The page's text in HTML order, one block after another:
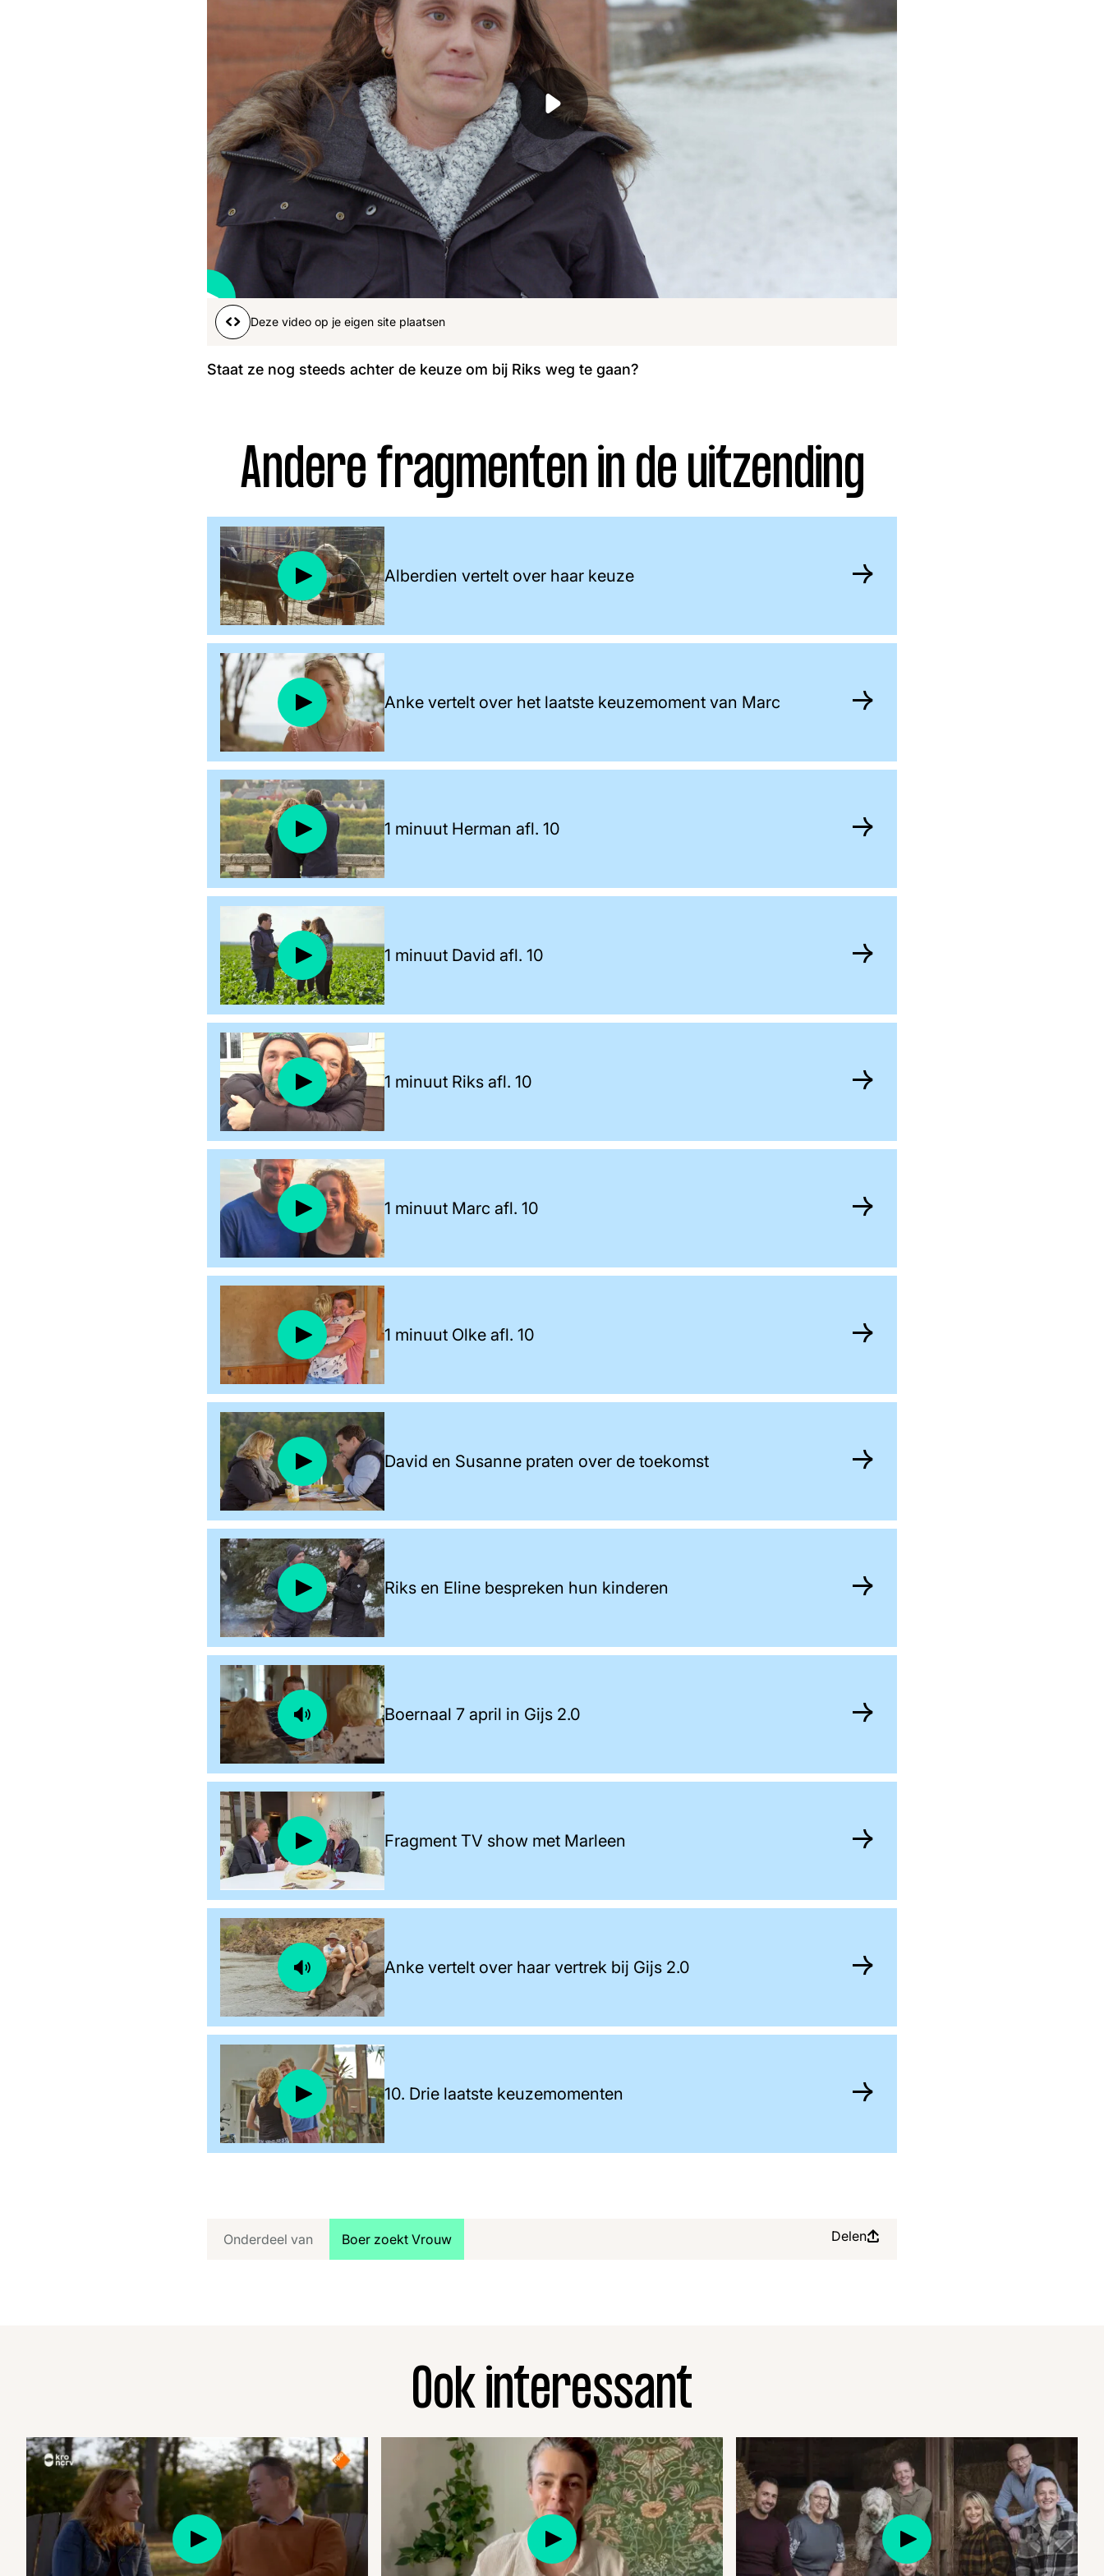
Nieuwsbrief
Word lid
John Julius
Nieuwsbrief Uitzendingen
Deze video op je eigen site plaatsen
Staat ze nog steeds achter de keuze om bij Riks weg te gaan?
Andere fragmenten in de uitzending
Alberdien vertelt over haar keuze
Anke vertelt over het laatste keuzemoment van Marc
1 minuut Herman afl. 10
1 minuut David afl. 10
1 minuut Riks afl. 10
1 minuut Marc afl. 10
1 minuut Olke afl. 10
David en Susanne praten over de toekomst
Riks en Eline bespreken hun kinderen
Boernaal 7 april in Gijs 2.0
Fragment TV show met Marleen
Anke vertelt over haar vertrek bij Gijs 2.0
10. Drie laatste keuzemomenten
Onderdeel van Bekijk meer artikelen over:
Boer zoekt Vrouw Delen
Ook interessant